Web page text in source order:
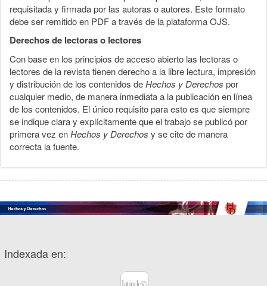
requisitada y firmada por las autoras o autores. Este formato
debe ser remitido en PDF a través de la plataforma OJS.
Derechos de lectoras o lectores
Con base en los principios de acceso abierto las lectoras o
lectores de la revista tienen derecho a la libre lectura, impresión
y distribución de los contenidos deHechos y Derechos por
cualquier medio, de manera inmediata a la publicación en línea
de los contenidos. El único requisito para esto es que siempre
se indique clara y explícitamente que el trabajo se publicó por
primera vez enHechos y Derechos y se cite de manera
correcta la fuente.
Indexada en: